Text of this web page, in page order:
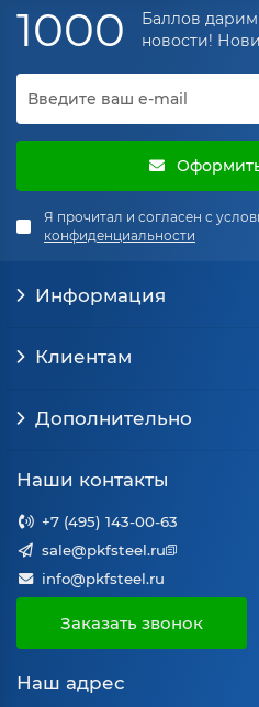
1000
Баллов
новости!
Я прочитал и согласен с
конфиденциальности
Информация
Клиентам
Дополнительно
Наши контакты
+7 (495) 143-00-63
sale@pkfsteel.ru
info@pkfsteel.ru
Заказать звонок
Наш адрес